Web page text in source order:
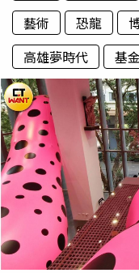
藝術
恐龍
高雄夢時代
基